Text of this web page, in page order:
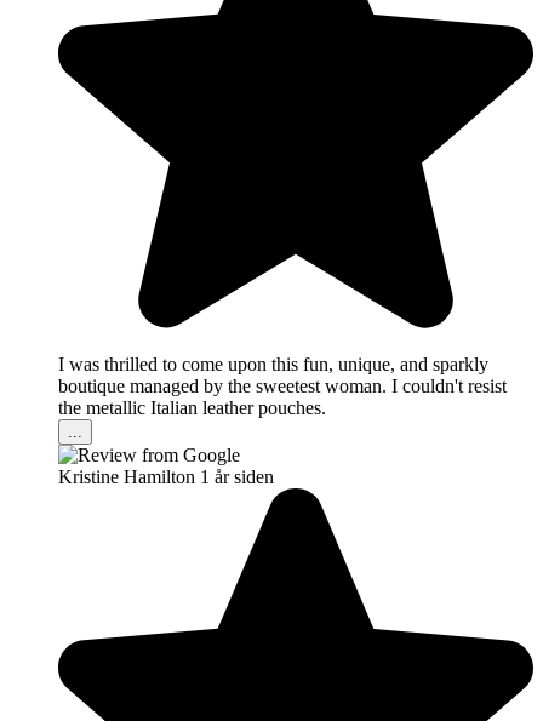
I was thrilled to come upon this fun, unique, and sparkly
boutique managed by the sweetest woman. I couldn't resist
the metallic Italian leather pouches.
...
Kristine Hamilton 1 år siden